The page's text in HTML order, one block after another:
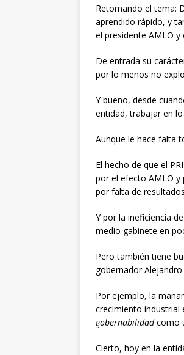
Retomando el tema:
aprendido rápido, y
el presidente AMLO y
De entrada su
por lo menos no
Y bueno, desde
entidad, trabajar en
Aunque le hace falta
El hecho de que el
por el efecto AMLO y
por falta de
Y por la ineficiencia
medio gabinete en
Pero también tiene
gobernador
Por ejemplo, la
crecimiento industrial
gobernabilidadcomo
Cierto, hoy en la